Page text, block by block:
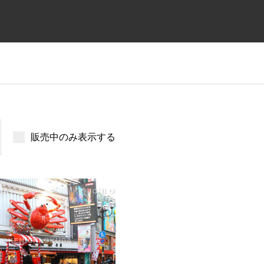
販売中のみ表示する